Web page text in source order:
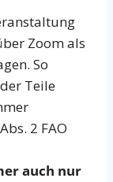
Zoom als
So
Teile
2 FAO
auch nur